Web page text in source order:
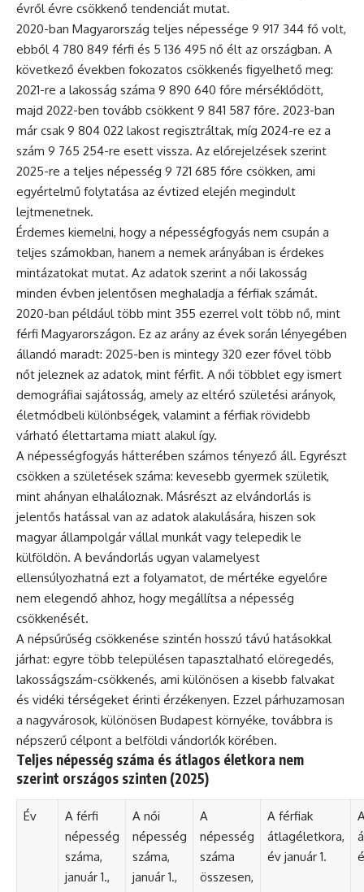
évről évre csökkenő tendenciát mutat.
2020-ban Magyarország teljes népessége 9 917 344 fő volt,
ebből 4 780 849 férfi és 5 136 495 nő élt az országban. A
következő években fokozatos csökkenés figyelhető meg:
2021-re a lakosság száma 9 890 640 főre mérséklődött,
majd 2022-ben tovább csökkent 9 841 587 főre. 2023-ban
már csak 9 804 022 lakost regisztráltak, míg 2024-re ez a
szám 9 765 254-re esett vissza. Az előrejelzések szerint
2025-re a teljes népesség 9 721 685 főre csökken, ami
egyértelmű folytatása az évtized elején megindult
lejtmenetnek.
Érdemes kiemelni, hogy a népességfogyás nem csupán a
teljes számokban, hanem a nemek arányában is érdekes
mintázatokat mutat. Az adatok szerint a női lakosság
minden évben jelentősen meghaladja a férfiak számát.
2020-ban például több mint 355 ezerrel volt több nő, mint
férfi Magyarországon. Ez az arány az évek során lényegében
állandó maradt: 2025-ben is mintegy 320 ezer fővel több
nőt jeleznek az adatok, mint férfit. A női többlet egy ismert
demográfiai sajátosság, amely az eltérő születési arányok,
életmódbeli különbségek, valamint a férfiak rövidebb
várható élettartama miatt alakul így.
A népességfogyás hátterében számos tényező áll. Egyrészt
csökken a születések száma: kevesebb gyermek születik,
mint ahányan elhaláloznak. Másrészt az elvándorlás is
jelentős hatással van az adatok alakulására, hiszen sok
magyar állampolgár vállal munkát vagy telepedik le
külföldön. A bevándorlás ugyan valamelyest
ellensúlyozhatná ezt a folyamatot, de mértéke egyelőre
nem elegendő ahhoz, hogy megállítsa a népesség
csökkenését.
A népsűrűség csökkenése szintén hosszú távú hatásokkal
járhat: egyre több településen tapasztalható elöregedés,
lakosságszám-csökkenés, ami különösen a kisebb falvakat
és vidéki térségeket érinti érzékenyen. Ezzel párhuzamosan
a nagyvárosok, különösen Budapest környéke, továbbra is
népszerű célpont a belföldi vándorlók körében.
Teljes népesség száma és átlagos életkora nem
szerint országos szinten (2025)
Év
A férfi
népesség
száma,
január 1.,
A női
népesség
száma,
január 1.,
A
népesség
száma
összesen,
A férfiak
átlagéletkora,
év január 1.